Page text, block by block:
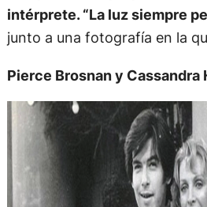
intérprete. “La luz siempre
junto a una fotografía en la
Pierce Brosnan y Cassandra